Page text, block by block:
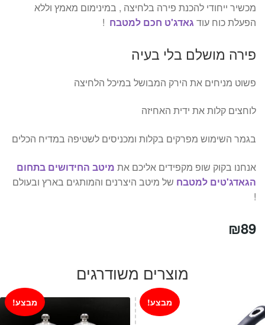
מכשיר ייחודי להכנת פירה בלחיצה , במינימום מאמץ וללא
הפעלת כוח עודגאדג'ט חכם למטבח !
פירה מושלם בלי בעיה
פשוט מניחים את הירק המבושל במיכל הלחיצה
לוחצים קלות את ידית האחיזה
בגמר השימוש מפרקים בקלות ומכניסים לשטיפה במדיח הכלים
אנחנו בקוק שופ מקפידים אליכם את מיטב החידושים בתחום
הגאדג'טים למטבח של מיטב היצרנים והמותגים בארץ ובעולם
!
₪89
מוצרים משודרגים
מבצע! מבצע!